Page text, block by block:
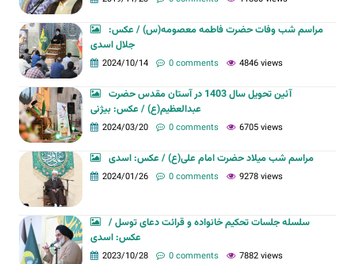
مراسم شب وفات حضرت فاطمه معصومه(س) / عکس:
جلال اسدی
2024/10/14 0 comments 4846 views
آئین تحویل سال 1403 در آستان مقدس حضرت
عبدالعظیم(ع) / عکس: بیژنی
2024/03/20 0 comments 6705 views
مراسم شب میلاد حضرت امام علی(ع) / عکس: اسدی
2024/01/26 0 comments 9278 views
سلسله جلسات تحکیم خانواده و قرائت دعای توسل /
عکس: اسدی
2023/10/28 0 comments 7882 views